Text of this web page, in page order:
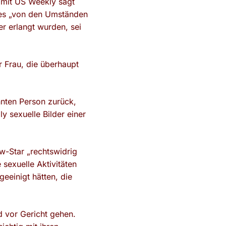
„von den Umständen
erlangt wurden, sei
Frau, die überhaupt
Person zurück,
sexuelle Bilder einer
Star „rechtswidrig
sexuelle Aktivitäten
hätten, die
vor Gericht gehen.